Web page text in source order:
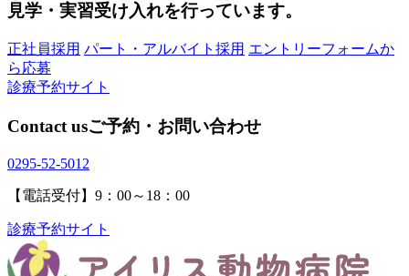
見学・実習受け入れを行っています。
正社員採用 パート・アルバイト採用 エントリーフォームか
ら応募
診療予約サイト
Contact usご予約・お問い合わせ
0295-52-5012
【電話受付】9：00～18：00
診療予約サイト